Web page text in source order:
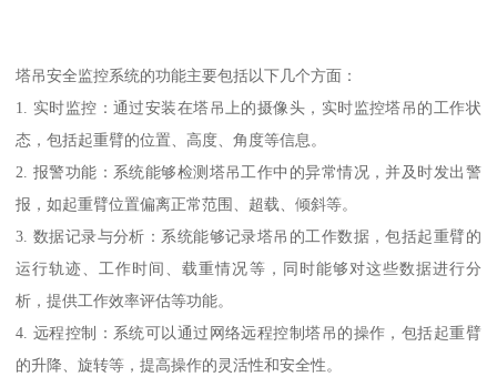
塔吊安全监控系统的功能主要包括以下几个方面：
1. 实时监控：通过安装在塔吊上的摄像头，实时监控塔吊的工作状
态，包括起重臂的位置、高度、角度等信息。
2. 报警功能：系统能够检测塔吊工作中的异常情况，并及时发出警
报，如起重臂位置偏离正常范围、超载、倾斜等。
3. 数据记录与分析：系统能够记录塔吊的工作数据，包括起重臂的
运行轨迹、工作时间、载重情况等，同时能够对这些数据进行分
析，提供工作效率评估等功能。
4. 远程控制：系统可以通过网络远程控制塔吊的操作，包括起重臂
的升降、旋转等，提高操作的灵活性和安全性。